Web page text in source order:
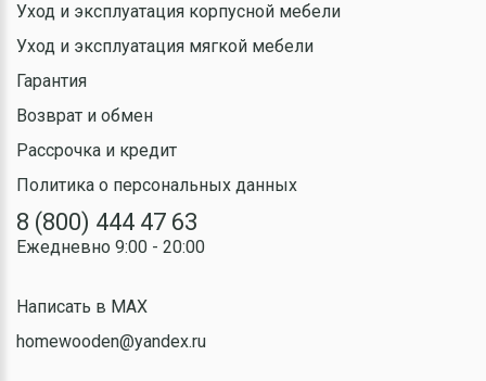
Уход и эксплуатация корпусной мебели
Уход и эксплуатация мягкой мебели
Гарантия
Возврат и обмен
Рассрочка и кредит
Политика о персональных данных
8 (800) 444 47 63
Ежедневно 9:00 - 20:00
Написать в MAX
homewooden@yandex.ru